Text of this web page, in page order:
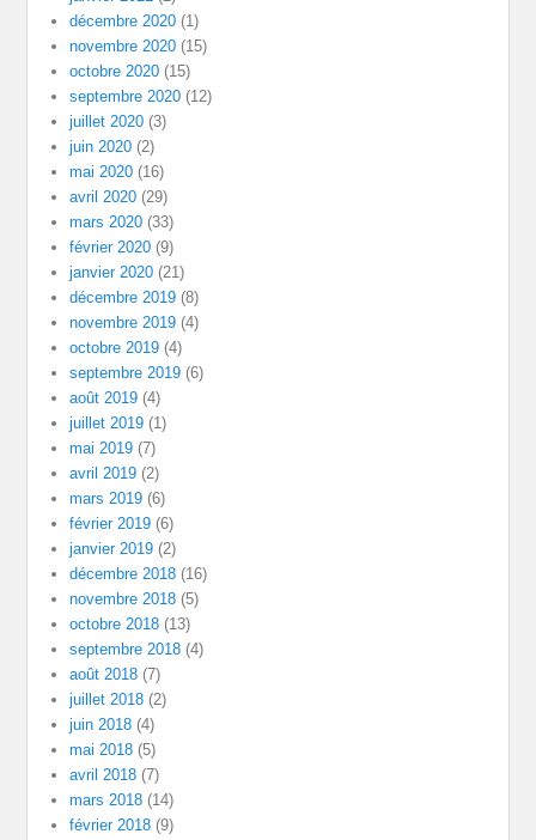
décembre 2020 (1)
novembre 2020 (15)
octobre 2020 (15)
septembre 2020 (12)
juillet 2020 (3)
juin 2020 (2)
mai 2020 (16)
avril 2020 (29)
mars 2020 (33)
février 2020 (9)
janvier 2020 (21)
décembre 2019 (8)
novembre 2019 (4)
octobre 2019 (4)
septembre 2019 (6)
août 2019 (4)
juillet 2019 (1)
mai 2019 (7)
avril 2019 (2)
mars 2019 (6)
février 2019 (6)
janvier 2019 (2)
décembre 2018 (16)
novembre 2018 (5)
octobre 2018 (13)
septembre 2018 (4)
août 2018 (7)
juillet 2018 (2)
juin 2018 (4)
mai 2018 (5)
avril 2018 (7)
mars 2018 (14)
février 2018 (9)